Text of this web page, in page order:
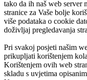
tako da ih naš web server
stranice za Vaše bolje
više podataka o cookie
doživljaj pregledavanja
Pri svakoj posjeti našim
prikupljati korištenjem
Korištenjem ovih web
skladu s uvjetima